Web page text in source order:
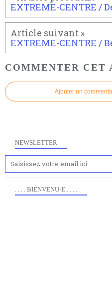
EXTREME-CENTRE /
EXTREME-CENTRE /
COMMENTER CET
Ajouter un
NEWSLETTER
. . . . BIENVENU·E . . . .